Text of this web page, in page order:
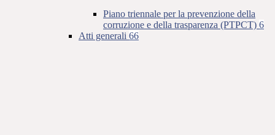
Piano triennale per la prevenzione della
corruzione e della trasparenza (PTPCT) 6
Atti generali 66